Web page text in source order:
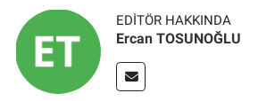
EDITÖR HAKKINDA
Ercan TOSUNOĞLU